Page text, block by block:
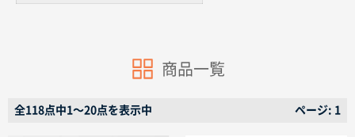
名入れグループサイト 商品一覧
全118点中1〜20点を表示中 ページ: 1